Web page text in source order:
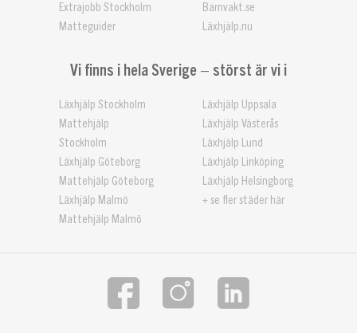
Extrajobb Stockholm
Matteguider
Barnvakt.se
Läxhjälp.nu
Vi finns i hela Sverige – störst är vi i
Läxhjälp Stockholm
Mattehjälp
Stockholm
Läxhjälp Göteborg
Mattehjälp Göteborg
Läxhjälp Malmö
Mattehjälp Malmö
Läxhjälp Uppsala
Läxhjälp Västerås
Läxhjälp Lund
Läxhjälp Linköping
Läxhjälp Helsingborg
+ se fler städer här